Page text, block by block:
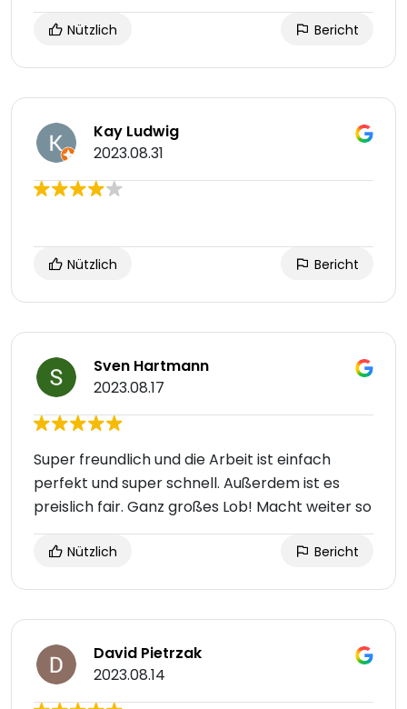
Nützlich Bericht
Kay Ludwig
2023.08.31
Nützlich Bericht
Sven Hartmann
2023.08.17
Super freundlich und die Arbeit ist einfach
perfekt und super schnell. Außerdem ist es
preislich fair. Ganz großes Lob! Macht weiter so
Nützlich Bericht
David Pietrzak
2023.08.14